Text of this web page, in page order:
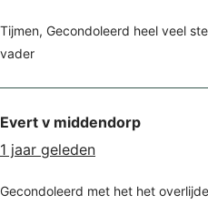
Tijmen, Gecondoleerd heel veel
vader
Evert v middendorp
1 jaar geleden
Gecondoleerd met het het